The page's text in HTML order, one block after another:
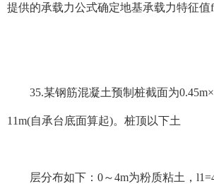
提供的承载力公式确定地基承载力特征值
35.某钢筋混凝土预制桩截面为
11m(自承台底面算起)。桩顶以下土
层分布如下：0～4m为粉质粘土，